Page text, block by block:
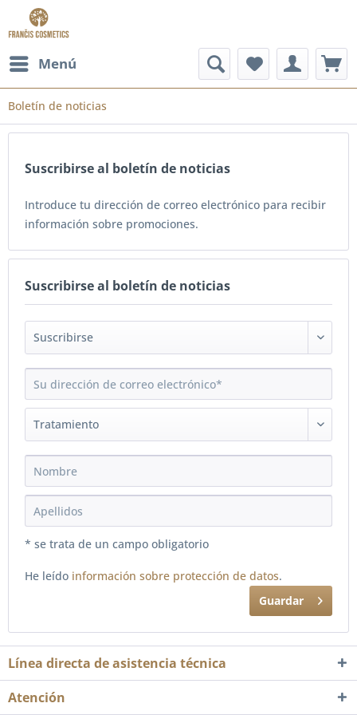
Menú
Boletín de noticias
Suscribirse al boletín de noticias
Introduce tu dirección de correo electrónico para recibir
información sobre promociones.
Suscribirse al boletín de noticias
* se trata de un campo obligatorio
He leído información sobre protección de datos.
Guardar
Línea directa de asistencia técnica
Atención